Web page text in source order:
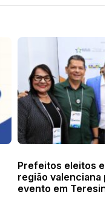
Prefeitos eleitos e
região valenciana
evento em Teresina